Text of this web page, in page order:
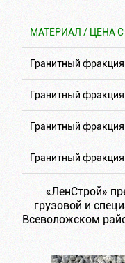
МАТЕРИАЛ / ЦЕНА
Гранитный
Гранитный
Гранитный
Гранитный
«ЛенСтрой»
грузовой и
Всеволожском